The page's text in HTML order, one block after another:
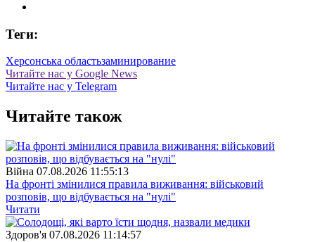
Теги:
Херсонська областьзаминирование
Читайте нас у Google News
Читайте нас у Telegram
Читайте також
Війна 07.08.2026 11:55:13
На фронті змінилися правила виживання: військовий
розповів, що відбувається на "нулі"
Читати
Здоров'я 07.08.2026 11:14:57